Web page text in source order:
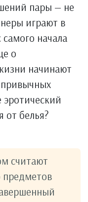
пары — не
играют в
начала
о
начинают
привычных
от белья?
считают
предметов